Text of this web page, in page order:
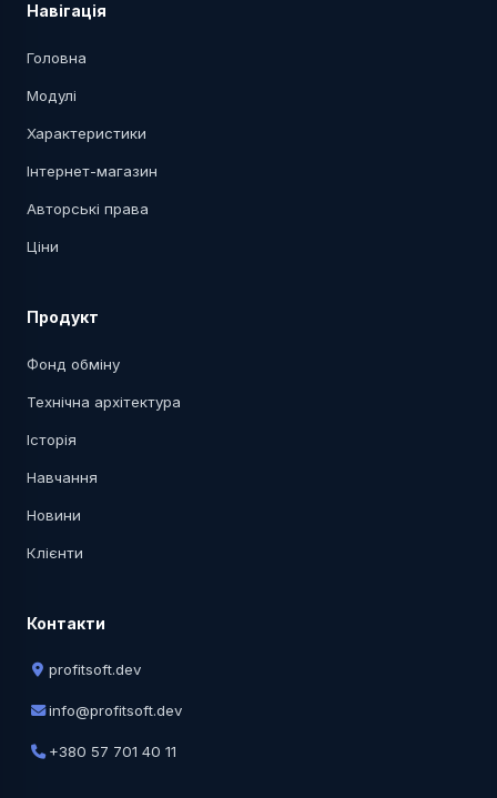
Навігація
Головна
Модулі
Характеристики
Інтернет-магазин
Авторські права
Ціни
Продукт
Фонд обміну
Технічна архітектура
Історія
Навчання
Новини
Клієнти
Контакти
profitsoft.dev
info@profitsoft.dev
+380 57 701 40 11